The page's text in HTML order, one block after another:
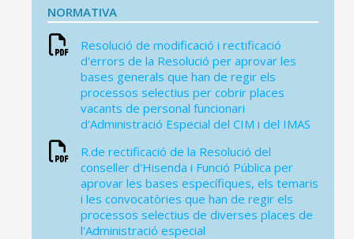
CONSELL DE MALLORCA
SEU ELECTRÒNICA
MALLORCA.ES
TRANSPARÈNCIA
NORMATIVA
Resolució de modificació i rectificació
d'errors de la Resolució per aprovar les
bases generals que han de regir els
processos selectius per cobrir places
vacants de personal funcionari
d'Administració Especial del CIM i del IMAS
R.de rectificació de la Resolució del
conseller d'Hisenda i Funció Pública per
aprovar les bases específiques, els temaris
i les convocatòries que han de regir els
processos selectius de diverses places de
l'Administració especial